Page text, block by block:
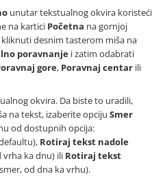
unutar tekstualnog okvira koristeći
na kartici Početna na gornjoj
desnim tasterom miša na
poravnanje i zatim odabrati
gore, Poravnaj centar ili
okvira. Da biste to uradili,
na tekst, izaberite opciju Smer
od dostupnih opcija:
Rotiraj tekst nadole
ka dnu) ili Rotiraj tekst
od dna ka vrhu).